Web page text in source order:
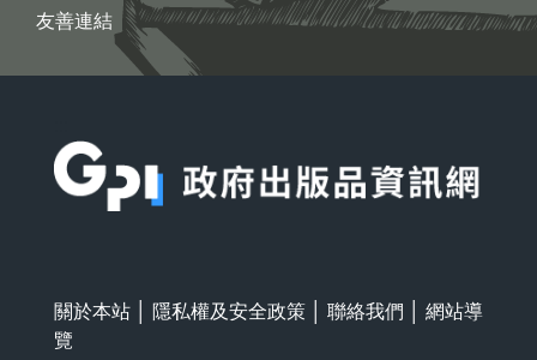
友善連結
關於本站 隱私權及安全政策 聯絡我們
網站導
覽